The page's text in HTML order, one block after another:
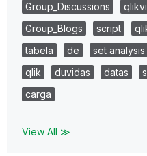
Group_Discussions
Group_Blogs
script
tabela
de set analysis
qlik
duvidas datas
carga
View All ≫